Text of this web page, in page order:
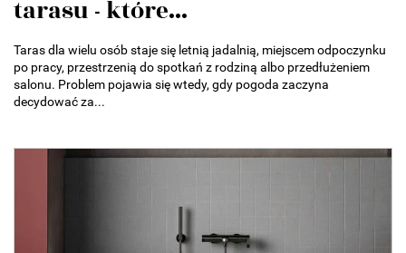
tarasu - które...
Taras dla wielu osób staje się letnią jadalnią, miejscem odpoczynku
po pracy, przestrzenią do spotkań z rodziną albo przedłużeniem
salonu. Problem pojawia się wtedy, gdy pogoda zaczyna
decydować za...